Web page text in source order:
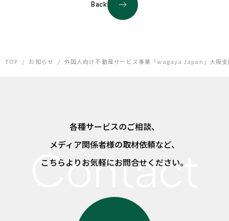
Back
TOP / お知らせ / 外国人向け不動産サービス事業「wagaya Japan」大阪支
各種サービスのご相談、
メディア関係者様の取材依頼など、
こちらよりお気軽にお問合せください。